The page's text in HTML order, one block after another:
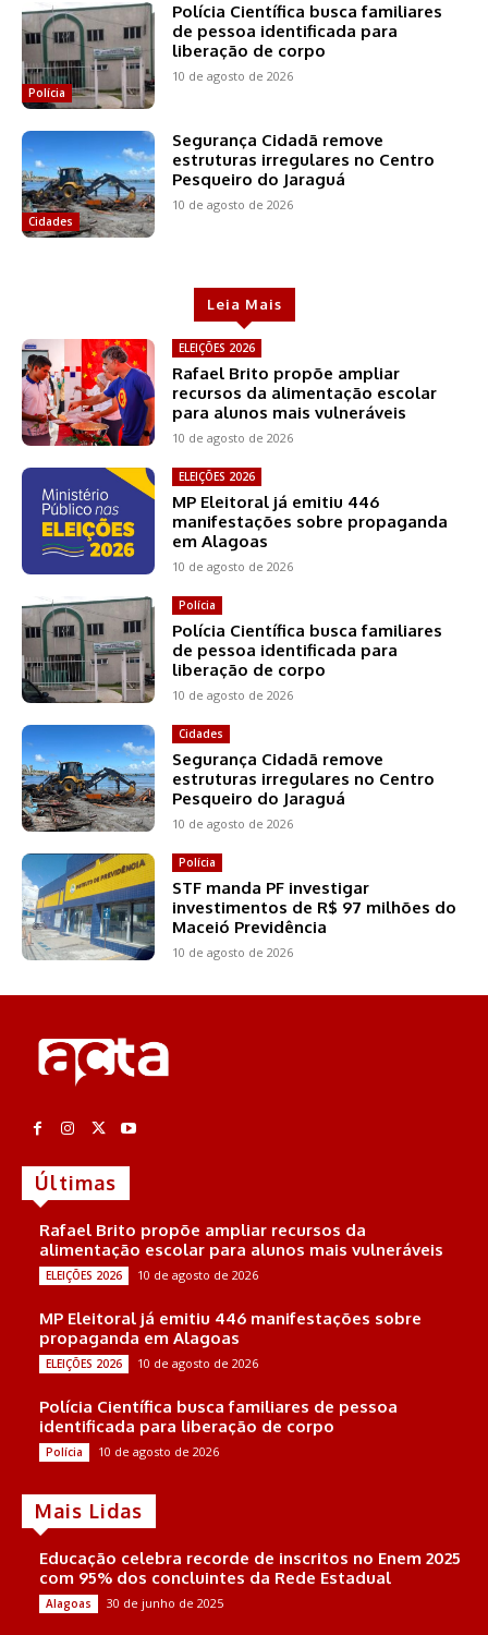
Polícia
Polícia Científica busca familiares
de pessoa identificada para
liberação de corpo
10 de agosto de 2026
Cidades
Segurança Cidadã remove
estruturas irregulares no Centro
Pesqueiro do Jaraguá
10 de agosto de 2026
Leia Mais
ELEIÇÕES 2026
Rafael Brito propõe ampliar
recursos da alimentação escolar
para alunos mais vulneráveis
10 de agosto de 2026
ELEIÇÕES 2026
MP Eleitoral já emitiu 446
manifestações sobre propaganda
em Alagoas
10 de agosto de 2026
Polícia
Polícia Científica busca familiares
de pessoa identificada para
liberação de corpo
10 de agosto de 2026
Cidades
Segurança Cidadã remove
estruturas irregulares no Centro
Pesqueiro do Jaraguá
10 de agosto de 2026
Polícia
STF manda PF investigar
investimentos de R$ 97 milhões do
Maceió Previdência
10 de agosto de 2026
Últimas
Rafael Brito propõe ampliar recursos da
alimentação escolar para alunos mais vulneráveis
ELEIÇÕES 2026 10 de agosto de 2026
MP Eleitoral já emitiu 446 manifestações sobre
propaganda em Alagoas
ELEIÇÕES 2026 10 de agosto de 2026
Polícia Científica busca familiares de pessoa
identificada para liberação de corpo
Polícia 10 de agosto de 2026
Mais Lidas
Educação celebra recorde de inscritos no Enem 2025
com 95% dos concluintes da Rede Estadual
Alagoas 30 de junho de 2025